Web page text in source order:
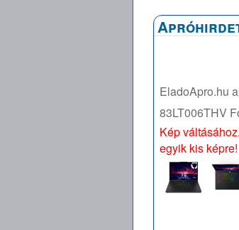
EladoApro.hu
83LT006THV
Kép
egyik kis képre!